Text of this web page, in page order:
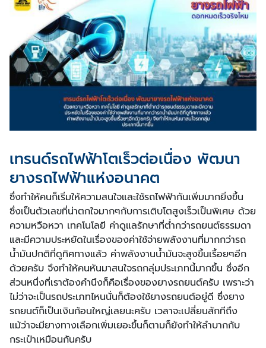
เทรนด์รถไฟฟ้าโตเร็วต่อเนื่อง พัฒนา
ยางรถไฟฟ้าแห่งอนาคต
ซึ่งทำให้คนก็เริ่มให้ความสนใจและใช้รถไฟฟ้ากันเพิ่มมากยิ่งขึ้น
ซึ่งเป็นตัวเลขที่น่าตกใจมากๆกับการเติบโตสูงเร็วเป็นพิเศษ ด้วย
ความหวือหวา เทคโนโลยี ค่าดูแลรักษาที่ต่ำกว่ารถยนต์ธรรมดา
และมีความประหยัดในเรื่องของค่าใช้จ่ายพลังงานที่มากกว่ารถ
น้ำมันปกติที่ดูทิศทางแล้ว ค่าพลังงานน้ำมันจะสูงขึ้นเรื้อยๆอีก
ด้วยครับ จึงทำให้คนหันมาสนใจรถกลุ่มประเภทนี้มากขึ้น ซึ่งอีก
ส่วนหนึ่งที่เราต้องคำนึงก็คือเรื่องของยางรถยนต์ครับ เพราะว่า
ไม่ว่าจะเป็นรถประเภทไหนนั่นก็ต้องใช้ยางรถยนต์อยู่ดี ซึ่งยาง
รถยนต์ก็เป็นเงินก้อนใหญ่เลยนะครับ เวลาจะเปลี่ยนสักทีถึง
แม้ว่าจะมียางทางเลือกเพิ่มเยอะขึ้นก็ตามก็ยังทำให้ลำบากกับ
กระเป๋าเหมือนกันครับ